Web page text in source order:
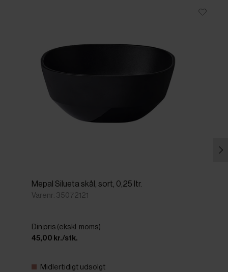
Mepal Silueta skål, sort, 0,25 ltr.
Varenr: 35072121
Din pris (ekskl. moms)
45,00 kr./stk.
Midlertidigt udsolgt